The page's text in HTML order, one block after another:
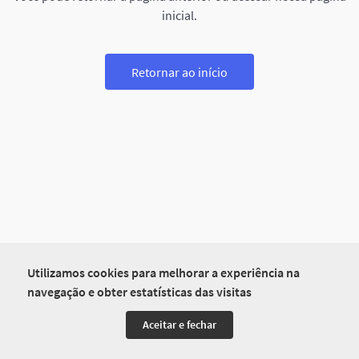
Utilizamos cookies para melhorar a experiência na
navegação e obter estatísticas das visitas
Aceitar e fechar
inicial.
Retornar ao início